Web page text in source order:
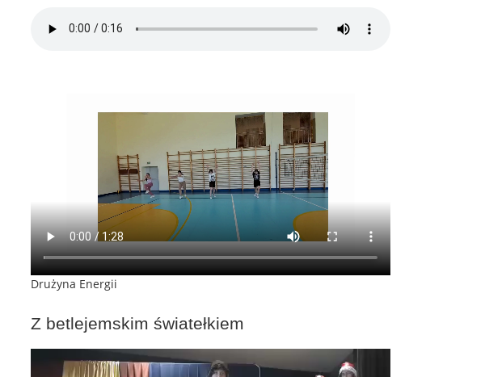
Drużyna Energii
Z betlejemskim światełkiem
Odtwarzacz